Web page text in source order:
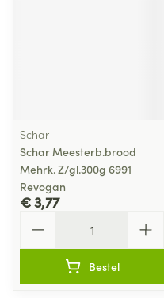
Schar
Schar Meesterb.brood
Mehrk. Z/gl.300g 6991
Revogan
€ 3,77
Bestel